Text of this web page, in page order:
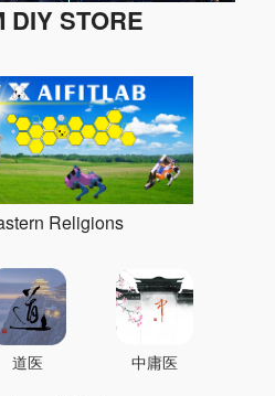
DIY STORE
Religions
道医 中庸医